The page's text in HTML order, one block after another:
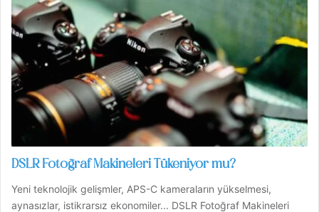
DSLR Fotoğraf Makineleri Tükeniyor mu?
Yeni teknolojik gelişmler, APS-C kameraların yükselmesi,
aynasızlar, istikrarsız ekonomiler... DSLR Fotoğraf Makineleri